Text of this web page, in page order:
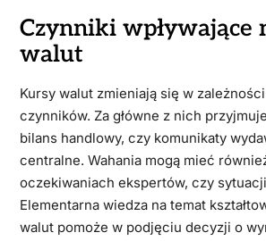
Czynniki wpływające
walut
Kursy walut zmieniają się w
czynników. Za główne z nich
bilans handlowy, czy komunikaty
centralne. Wahania mogą mieć
oczekiwaniach ekspertów, czy
Elementarna wiedza na temat
walut pomoże w podjęciu decyzji o